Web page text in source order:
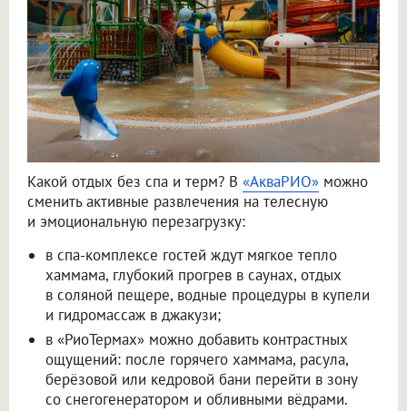
Какой отдых без спа и терм? В «АкваРИО» можно
сменить активные развлечения на телесную
и эмоциональную перезагрузку:
в спа-комплексе гостей ждут мягкое тепло
хаммама, глубокий прогрев в саунах, отдых
в соляной пещере, водные процедуры в купели
и гидромассаж в джакузи;
в «РиоТермах» можно добавить контрастных
ощущений: после горячего хаммама, расула,
берёзовой или кедровой бани перейти в зону
со снегогенератором и обливными вёдрами.